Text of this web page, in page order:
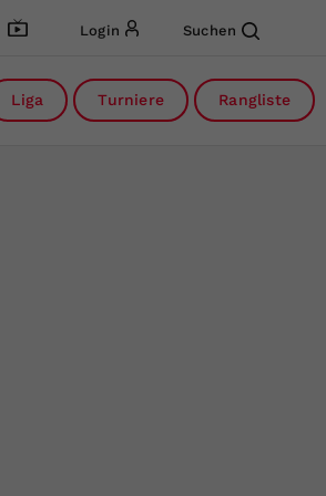
Login Suchen
Liga Turniere Rangliste